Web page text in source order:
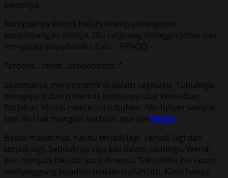
penisnya.
Nampaknya Wendi belum mampu mengatasi
keseimbangan dirinya. Dia langsung menggenjotku dan
mengisapi payudaraku. Lalu – FIFAQQ
*crooot…croot…croooootttt..*
Spermanya menyemprot di dalam vaginaku. Tubuhnya
mengejang dan melemas beberapa saat kemudian.
Perlahan Wendi menuruni tubuhku. Aku belum sampai…
tapi aku tak mungkin berbuat apa-apaBokep .
Besok malamnya, hal itu terjadi lagi. Terjadi lagi dan
terjadi lagi. Setidaknya tiga kali dalam semingu. Wendi
pun menjadi laki-laki yang dewasa. Tak sedikit pun kami
menyinggung kejadian malam-malam itu. Kami hanya